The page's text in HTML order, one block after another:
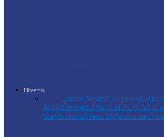
Divertis
,,Ziarul Nostru” cu povești
MARIÎntreabă ZNLA MULŢI ANI
timpReflecțiiReteta ZNȘcoala mea